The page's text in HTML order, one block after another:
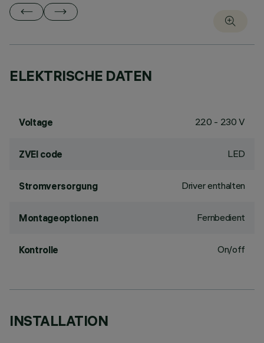
ELEKTRISCHE DATEN
Voltage 220 - 230 V
ZVEI code LED
Stromversorgung Driver enthalten
Montageoptionen Fernbedient
Kontrolle On/off
INSTALLATION